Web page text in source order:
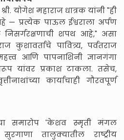
योगेश महाराज धात्रक यांनी "ही
— प्रत्येक पाऊल ईश्वराला अर्पण
शपथ आहे," असा
कुशावर्ताचे पावित्र्य, पर्वतराज
आणि पापनाशिनी ज्ञानगंगा
यांवर प्रकाश टाकला. तसेच,
कार्याचाही गौरवपूर्ण
समारोप 'केशव स्मृती मंगल
तालुक्यातील राष्ट्रीय